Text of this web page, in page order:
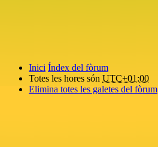
Inici Índex del fòrum
Totes les hores són UTC+01:00
Elimina totes les galetes del fòrum